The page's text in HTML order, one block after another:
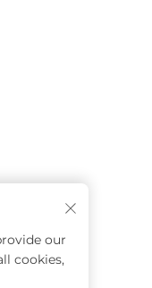
our
cookies,